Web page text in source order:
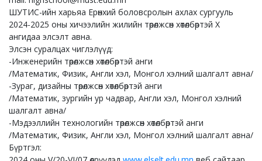
ШУТИС-ийн харьяа Ерөнхий боловсролын ахлах сургууль
2024-2025 оны хичээлийн жилийн төрөлжсөн хөтөлбөртэй X
ангидаа элсэлт авна.
Элсэн суралцах чиглэлүүд:
-Инженерийн төрөлжсөн хөтөлбөртэй анги
/Математик, Физик, Англи хэл, Монгол хэлний шалгалт авна/
-Зураг, дизайны төрөлжсөн хөтөлбөртэй анги
/Математик, зургийн ур чадвар, Англи хэл, Монгол хэлний
шалгалт авна/
-Мэдээллийн технологийн төрөлжсөн хөтөлбөртэй анги
/Математик, Физик, Англи хэл, Монгол хэлний шалгалт авна/
Бүртгэл: